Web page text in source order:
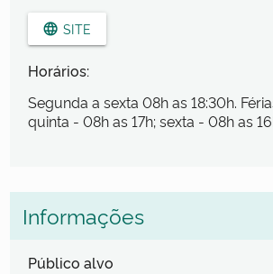
language SITE
Horários:
Segunda a sexta 08h as 18:30h.
quinta - 08h as 17h; sexta - 08h as
Informações
Público alvo